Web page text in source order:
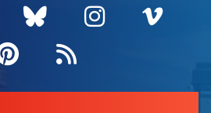
nouvelle fenêtre
Twitter
, Ouvre une nouvelle
Bluesky
, Ouvre une
Instagram
, Ouvre
,
Pinterest
, Ouvre une
Flux RSS